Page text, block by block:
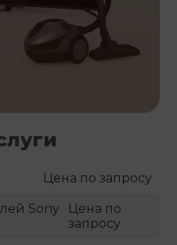
Цена по запросу
Sony
Цена по
запросу